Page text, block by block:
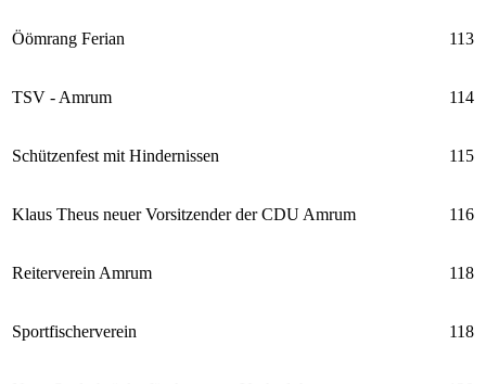
Öömrang Ferian 113
TSV - Amrum 114
Schützenfest mit Hindernissen 115
Klaus Theus neuer Vorsitzender der CDU Amrum 116
Reiterverein Amrum 118
Sportfischerverein 118